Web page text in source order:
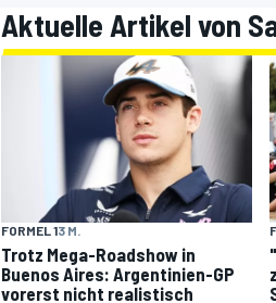
Aktuelle Artikel von
FORMEL 13 M.
Trotz Mega-Roadshow in
Buenos Aires: Argentinien-GP
vorerst nicht realistisch